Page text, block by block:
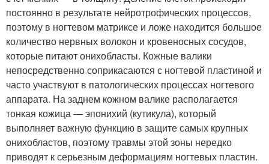
постоянно в результате нейротрофических процессов,
поэтому в ногтевом матриксе и ложе находится большое
количество нервных волокон и кровеносных сосудов,
которые питают онихобласты. Кожные валики
непосредственно соприкасаются с ногтевой пластиной и
часто участвуют в патологических процессах ногтевого
аппарата. На заднем кожном валике располагается
тонкая кожица — эпонихий (кутикула), который
выполняет важную функцию в защите самых крупных
онихобластов, поэтому травмы этой зоны нередко
приводят к серьезным деформациям ногтевых пластин.